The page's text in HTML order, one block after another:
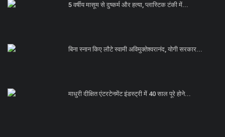
5 वर्षीय मासूम से दुष्कर्म और हत्या, प्लास्टिक टंकी में...
बिना स्नान किए लौटे स्वामी अविमुक्तेश्वरानंद, योगी सरकार...
माधुरी दीक्षित एंटरटेनमेंट इंडस्ट्री में 40 साल पूरे होने...